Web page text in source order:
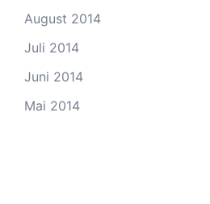
August 2014
Juli 2014
Juni 2014
Mai 2014